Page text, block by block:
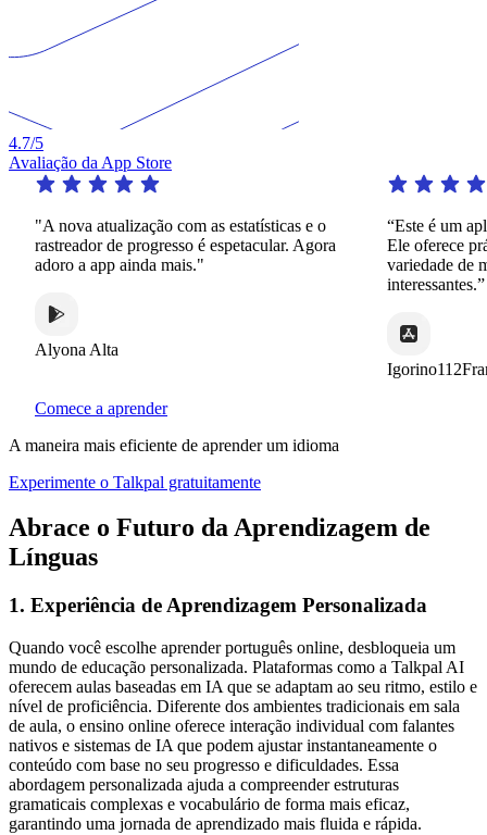
4.7/5
Avaliação da App Store
"A nova atualização com as estatísticas e o
rastreador de progresso é espetacular. Agora
adoro a app ainda mais."
Alyona Alta
“Este é um
Ele oferece
variedade de
interessantes.”
Igorino112France
Comece a aprender
A maneira mais eficiente de aprender um idioma
Experimente o Talkpal gratuitamente
Abrace o Futuro da Aprendizagem de
Línguas
1. Experiência de Aprendizagem Personalizada
Quando você escolhe aprender português online, desbloqueia um
mundo de educação personalizada. Plataformas como a Talkpal AI
oferecem aulas baseadas em IA que se adaptam ao seu ritmo, estilo e
nível de proficiência. Diferente dos ambientes tradicionais em sala
de aula, o ensino online oferece interação individual com falantes
nativos e sistemas de IA que podem ajustar instantaneamente o
conteúdo com base no seu progresso e dificuldades. Essa
abordagem personalizada ajuda a compreender estruturas
gramaticais complexas e vocabulário de forma mais eficaz,
garantindo uma jornada de aprendizado mais fluida e rápida.